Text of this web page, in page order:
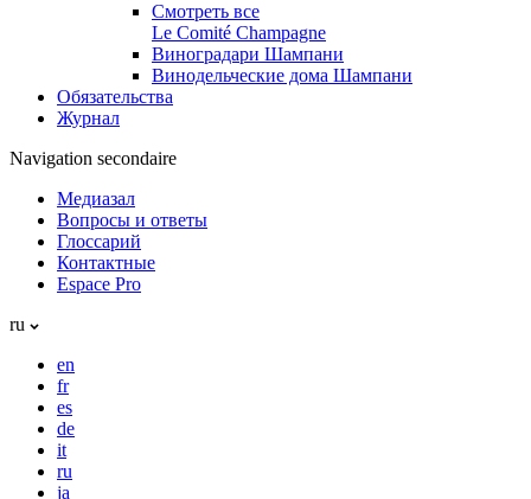
Смотреть все
Le Comité Champagne
Виноградари Шампани
Винодельческие дома Шампани
Обязательства
Журнал
Navigation secondaire
Медиазал
Вопросы и ответы
Глоссарий
Контактные
Espace Pro
ru
en
fr
es
de
it
ru
ja